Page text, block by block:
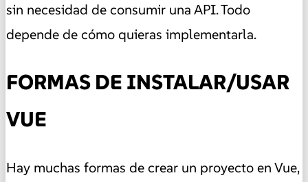
sin necesidad de consumir una API. Todo
depende de cómo quieras implementarla.
FORMAS DE INSTALAR/USAR
VUE
Hay muchas formas de crear un proyecto en Vue,